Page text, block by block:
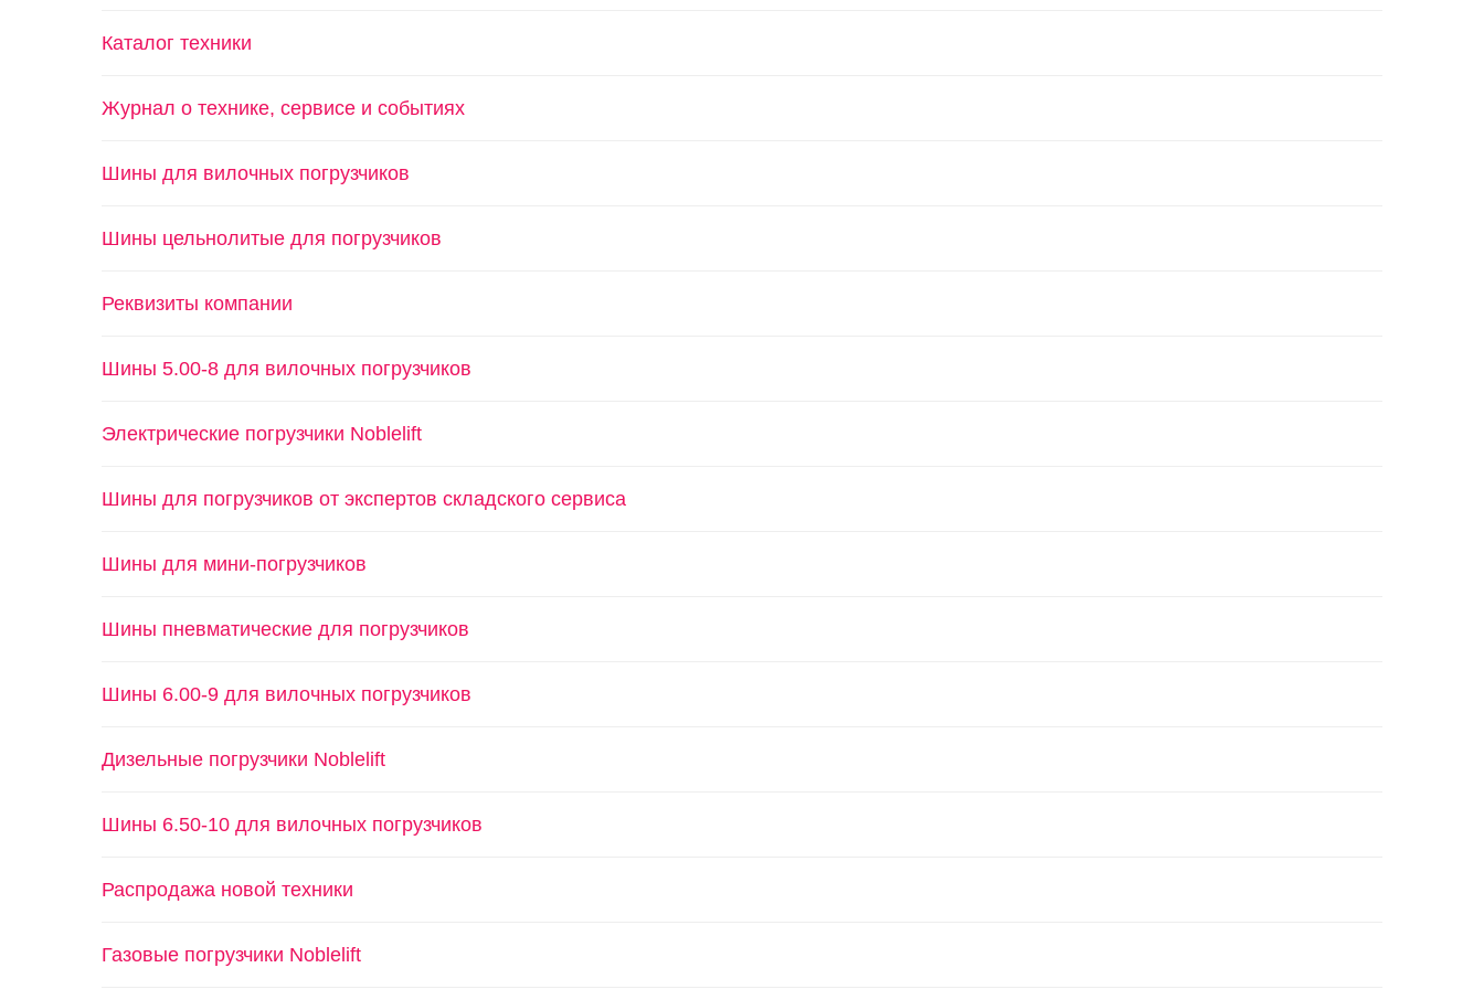
Каталог техники
Журнал о технике, сервисе и событиях
Шины для вилочных погрузчиков
Шины цельнолитые для погрузчиков
Реквизиты компании
Шины 5.00-8 для вилочных погрузчиков
Электрические погрузчики Noblelift
Шины для погрузчиков от экспертов складского сервиса
Шины для мини-погрузчиков
Шины пневматические для погрузчиков
Шины 6.00-9 для вилочных погрузчиков
Дизельные погрузчики Noblelift
Шины 6.50-10 для вилочных погрузчиков
Распродажа новой техники
Газовые погрузчики Noblelift